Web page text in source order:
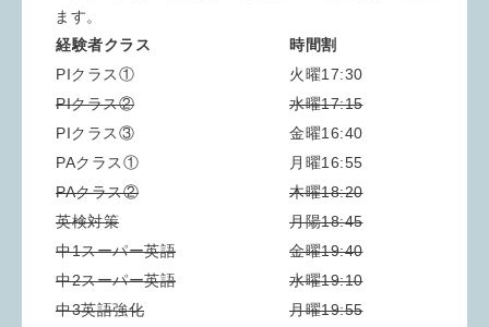
ます。
経験者クラス
時間割
PIクラス①
火曜17:30
PIクラス②
水曜17:15
PIクラス③
金曜16:40
PAクラス①
月曜16:55
PAクラス②
木曜18:20
英検対策
月陽18:45
中1スーパー英語
金曜19:40
中2スーパー英語
水曜19:10
中3英語強化
月曜19:55